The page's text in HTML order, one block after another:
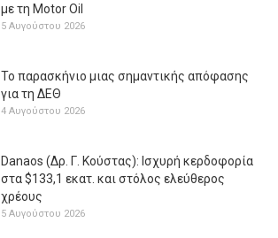
με τη Μotor Oil
5 Αυγούστου 2026
Το παρασκήνιο μιας σημαντικής απόφασης
για τη ΔΕΘ
4 Αυγούστου 2026
Danaos (Δρ. Γ. Κούστας): Ισχυρή κερδοφορία
στα $133,1 εκατ. και στόλος ελεύθερος
χρέους
5 Αυγούστου 2026